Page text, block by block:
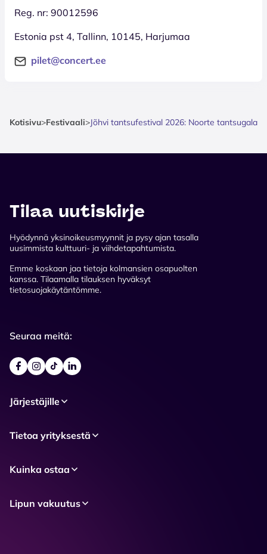
Reg. nr: 90012596
Estonia pst 4, Tallinn, 10145, Harjumaa
pilet@concert.ee
Kotisivu>Festivaali>Jõhvi tantsufestival 2026: Noorte tantsugala
Tilaa uutiskirje
Hyödynnä yksinoikeusmyynnit ja pysy ajan tasalla
uusimmista kulttuuri- ja viihdetapahtumista.
Emme koskaan jaa tietoja kolmansien osapuolten
kanssa. Tilaamalla tilauksen hyväksyt
tietosuojakäytäntömme.
Seuraa meitä:
Järjestäjille
Tietoa yrityksestä
Kuinka ostaa
Lipun vakuutus